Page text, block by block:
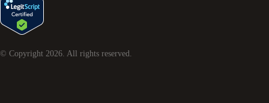
© Copyright 2026 . All rights reserved.